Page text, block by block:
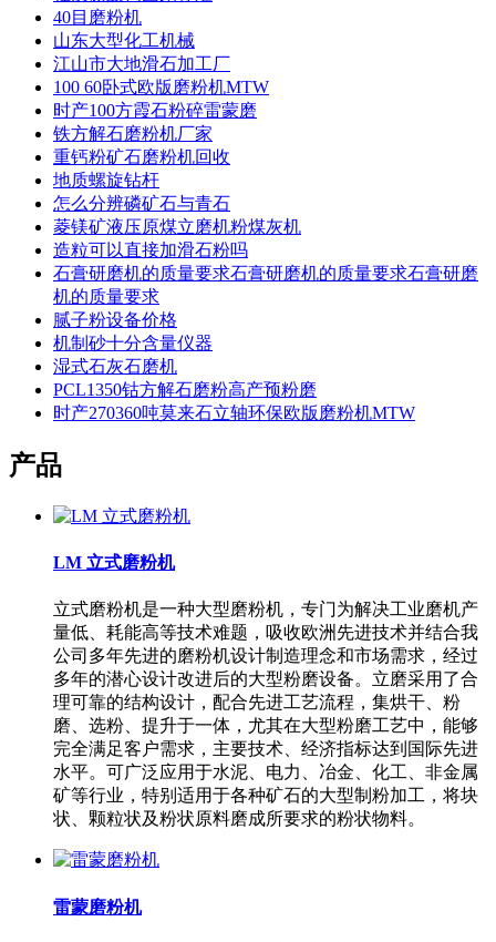
40目磨粉机
山东大型化工机械
江山市大地滑石加工厂
100 60卧式欧版磨粉机MTW
时产100方霞石粉碎雷蒙磨
铁方解石磨粉机厂家
重钙粉矿石磨粉机回收
地质螺旋钻杆
怎么分辨磷矿石与青石
菱镁矿液压原煤立磨机粉煤灰机
造粒可以直接加滑石粉吗
石膏研磨机的质量要求石膏研磨机的质量要求石膏研磨
机的质量要求
腻子粉设备价格
机制砂十分含量仪器
湿式石灰石磨机
PCL1350钴方解石磨粉高产预粉磨
时产270360吨莫来石立轴环保欧版磨粉机MTW
产品
LM 立式磨粉机
立式磨粉机是一种大型磨粉机，专门为解决工业磨机产
量低、耗能高等技术难题，吸收欧洲先进技术并结合我
公司多年先进的磨粉机设计制造理念和市场需求，经过
多年的潜心设计改进后的大型粉磨设备。立磨采用了合
理可靠的结构设计，配合先进工艺流程，集烘干、粉
磨、选粉、提升于一体，尤其在大型粉磨工艺中，能够
完全满足客户需求，主要技术、经济指标达到国际先进
水平。可广泛应用于水泥、电力、冶金、化工、非金属
矿等行业，特别适用于各种矿石的大型制粉加工，将块
状、颗粒状及粉状原料磨成所要求的粉状物料。
雷蒙磨粉机